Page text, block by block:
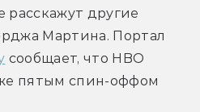
другие
сообщает, что HBO
пятым спин-оффом